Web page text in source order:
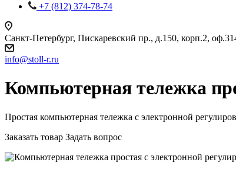
+7 (812) 374-78-74
Санкт-Петербург, Пискаревский пр., д.150, корп.2,
info@stoll-r.ru
Компьютерная тележка
Простая компьютерная тележка с электронной
Заказать товар Задать вопрос